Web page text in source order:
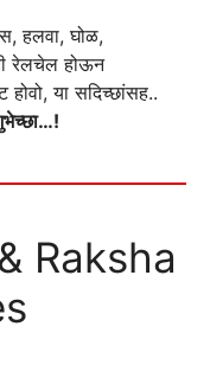
हलवा, घोळ,
रेलचेल होऊन
होवो, या सदिच्छांसह..
शुभेच्छा…!
Raksha